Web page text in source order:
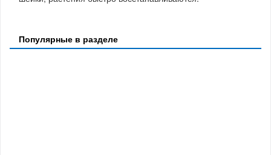
Популярные в разделе